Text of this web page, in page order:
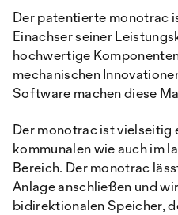
Der patentierte monotrac
Einachser seiner
hochwertige
mechanischen
Software machen diese
Der monotrac ist vielseitig
kommunalen wie auch im
Bereich. Der monotrac
Anlage anschließen und
bidirektionalen Speicher,